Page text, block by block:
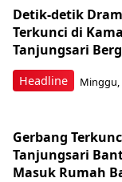
Headline
Detik-detik
Terkunci di
Tanjungsari
Minggu,
Gerbang
Tanjungsari
Masuk Rumah